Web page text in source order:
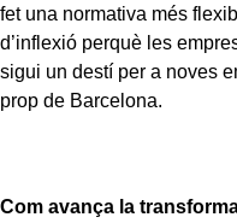
fet una normativa més
d’inflexió perquè les
sigui un destí per a noves
prop de Barcelona.
Com avança la